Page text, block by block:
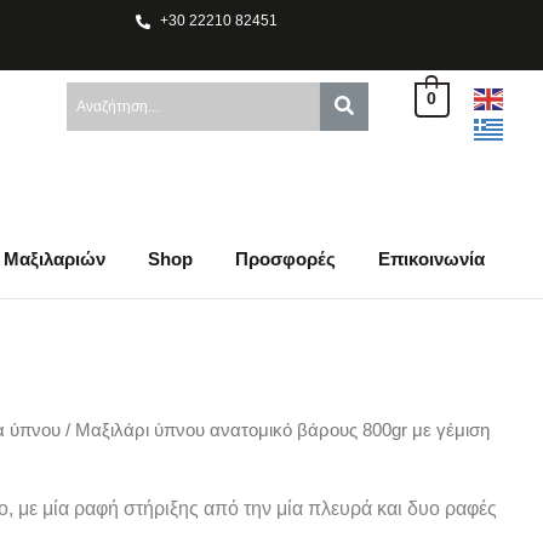
+30 22210 82451
0
Μαξιλαριών Shop Προσφορές Επικοινωνία
ύπνου / Μαξιλάρι ύπνου ανατομικό βάρους 800gr με γέμιση
με μία ραφή στήριξης από την μία πλευρά και δυο ραφές